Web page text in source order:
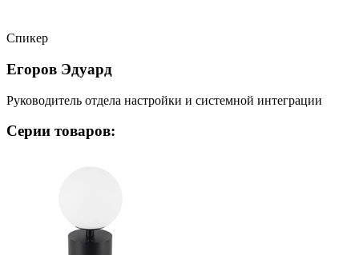
Спикер
Егоров Эдуард
Руководитель отдела настройки и системной интеграции
Серии товаров: